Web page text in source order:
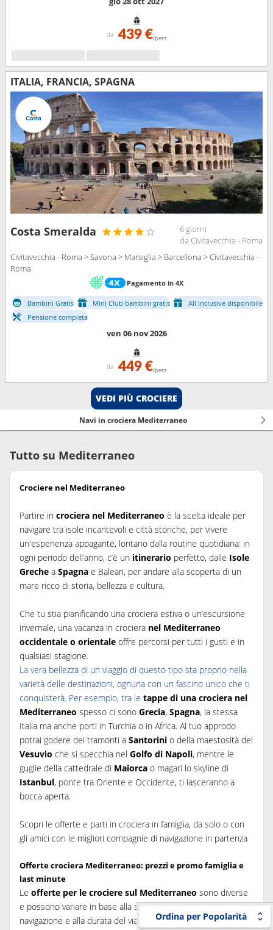
Ordina per Popolarità
da 439 €/pers
ITALIA, FRANCIA, SPAGNA
Costa Smeralda
6 giorni
da Civitavecchia - Roma
Civitavecchia - Roma > Savona > Marsiglia > Barcellona > Civitavecchia -
Roma
Pagamento in 4X
Bambini Gratis Mini Club bambini gratis
All Inclusive disponibile
Pensione completa
ven 06 nov 2026
da 449 €/pers
VEDI PIÙ CROCIERE
Navi in crociera Mediterraneo
Tutto su Mediterraneo
Crociere nel Mediterraneo
Partire in crociera nel Mediterraneo è la scelta ideale per
navigare tra isole incantevoli e città storiche, per vivere
un'esperienza appagante, lontano dalla routine quotidiana: in
ogni periodo dell’anno, c’è un itinerario perfetto, dalle Isole
Greche a Spagna e Baleari, per andare alla scoperta di un
mare ricco di storia, bellezza e cultura.
Che tu stia pianificando una crociera estiva o un’escursione
invernale, una vacanza in crociera nel Mediterraneo
occidentale o orientale offre percorsi per tutti i gusti e in
qualsiasi stagione.
La vera bellezza di un viaggio di questo tipo sta proprio nella
varietà delle destinazioni, ognuna con un fascino unico che ti
conquisterà. Per esempio, tra le tappe di una crociera nel
Mediterraneo spesso ci sono Grecia, Spagna, la stessa
Italia ma anche porti in Turchia o in Africa. Al tuo approdo
potrai godere dei tramonti a Santorini o della maestosità del
Vesuvio che si specchia nel Golfo di Napoli, mentre le
guglie della cattedrale di Maiorca o magari lo skyline di
Istanbul, ponte tra Oriente e Occidente, ti lasceranno a
bocca aperta.
Scopri le offerte e parti in crociera in famiglia, da solo o con
gli amici con le migliori compagnie di navigazione in partenza
Offerte crociera Mediterraneo: prezzi e promo famiglia e
last minute
Le offerte per le crociere sul Mediterraneo sono diverse
e possono variare in base alla stagione, alle compagnie di
navigazione e alla durata del viaggio.